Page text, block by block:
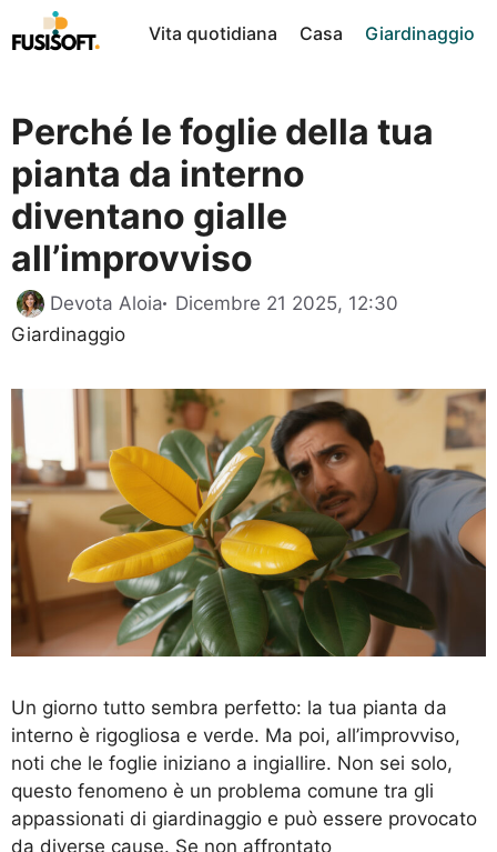
al
Vita quotidiana Casa Giardinaggio
Perché le foglie della tua
pianta da interno
diventano gialle
all’improvviso
Devota Aloia Dicembre 21 2025, 12:30
Giardinaggio
Un giorno tutto sembra perfetto: la tua pianta da
interno è rigogliosa e verde. Ma poi, all’improvviso,
noti che le foglie iniziano a ingiallire. Non sei solo,
questo fenomeno è un problema comune tra gli
appassionati di giardinaggio e può essere provocato
da diverse cause. Se non affrontato